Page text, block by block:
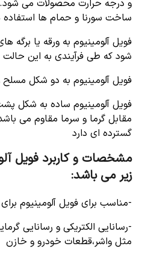
و درجه حرارت محصولات می
ساخت سورنا و حمام ها
فویل آلومینیوم به ورقه یا برگه
شود که طی فرآیندی به این
فویل آلومینیوم به دو شکل
فویل آلومینیوم ساده به شکل
مقابل گرما و سرما مقاوم می
گسترده ای دارد
مشخصات و کاربرد فویل
زیر می باشد:
-مناسب برای فویل آلومینیوم
-رسانایی الکتریکی و رسانایی
مثل واشر،قطعات خودرو و خازن